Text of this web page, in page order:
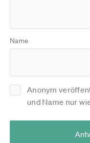
Name
Anonym
und Name nur